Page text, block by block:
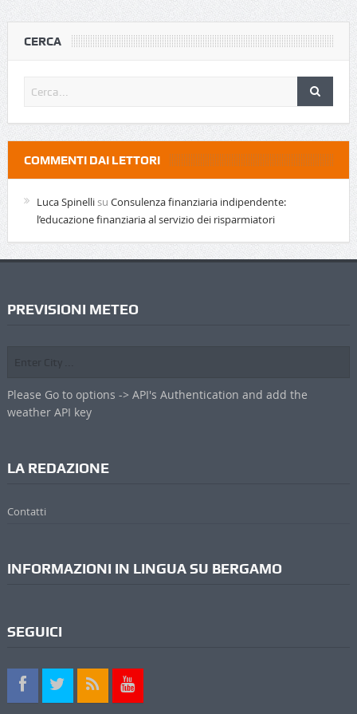
CERCA
COMMENTI DAI LETTORI
Luca Spinellisu Consulenza finanziaria indipendente:
l’educazione finanziaria al servizio dei risparmiatori
PREVISIONI METEO
Please Go to options -> API's Authentication and add the
weather API key
LA REDAZIONE
Contatti
INFORMAZIONI IN LINGUA SU BERGAMO
SEGUICI